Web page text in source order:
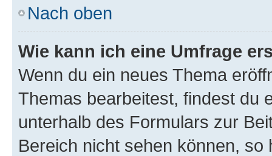
Nach oben
Wie kann ich eine Umfrage
Wenn du ein neues Thema
Themas bearbeitest, findest du
unterhalb des Formulars zur
Bereich nicht sehen können,